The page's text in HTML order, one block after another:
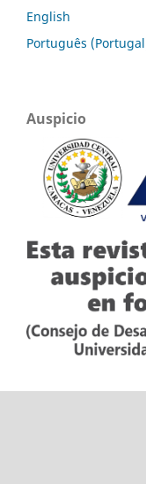
English
Português
Auspicio